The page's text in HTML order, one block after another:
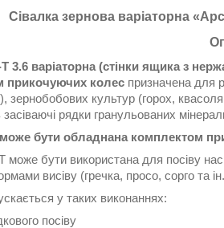
Сівалка зернова варіаторна
3.6 варіаторна (стінки ящика з
прикочуючих колес призначена для
зернобобових культур (горох,
рядки гранульованих
бути обладнана комплектом
може бути використана для посіву
висіву (гречка, просо, сорго та
у таких виконаннях:
посіву